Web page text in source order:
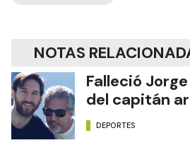
NOTAS
Falleció
del capitán
DEPORTES